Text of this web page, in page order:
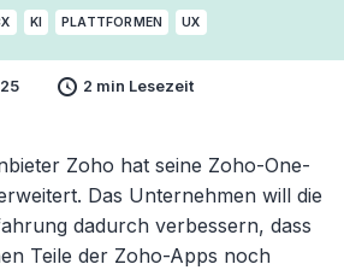
KI PLATTFORMEN UX
2 min Lesezeit
Zoho hat seine Zoho-One-
Das Unternehmen will die
dadurch verbessern, dass
Teile der Zoho-Apps noch